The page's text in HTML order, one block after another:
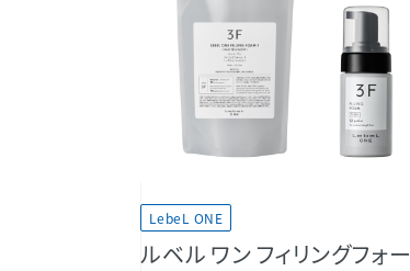
LebeL ONE
ルベル ワン フィリングフォー